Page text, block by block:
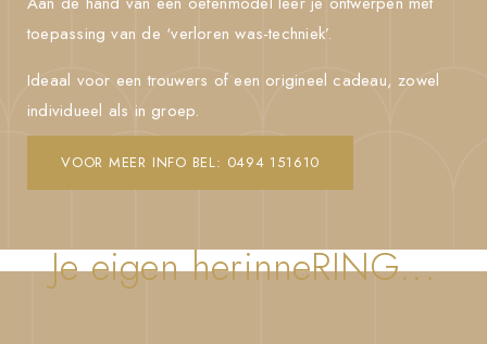
toepassing van de ‘verloren was-techniek’.
Ideaal voor een trouwers of een origineel cadeau, zowel
individueel als in groep.
VOOR MEER INFO BEL: 0494 151610
Je eigen herinneRING...